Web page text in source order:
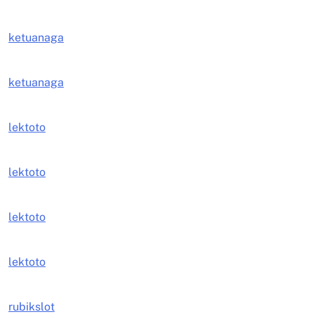
ketuanaga
ketuanaga
lektoto
lektoto
lektoto
lektoto
rubikslot